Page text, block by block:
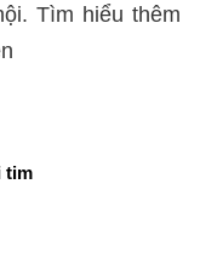
Tìm hiểu thêm
tim